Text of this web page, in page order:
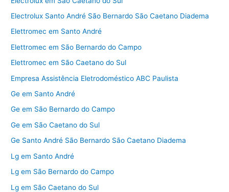
Electrolux Santo André São Bernardo São Caetano Diadema
Elettromec em Santo André
Elettromec em São Bernardo do Campo
Elettromec em São Caetano do Sul
Empresa Assistência Eletrodoméstico ABC Paulista
Ge em Santo André
Ge em São Bernardo do Campo
Ge em São Caetano do Sul
Ge Santo André São Bernardo São Caetano Diadema
Lg em Santo André
Lg em São Bernardo do Campo
Lg em São Caetano do Sul